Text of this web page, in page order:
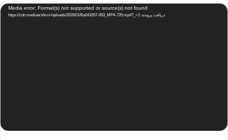
نمایشگر
ویدیو Media error: Format(s) not supported or source(s) not found
دریافت پرونده: https://cdn.mediaarshiv.ir/uploads/2026/01/Ba041057-003_MP4-720.mp4?_=1